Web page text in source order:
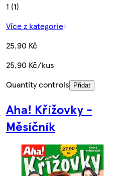
1 (1)
Více z kategorie
25,90 Kč
25,90 Kč/kus
Quantity controls
Přidat
Aha! Křížovky -
Měsíčník